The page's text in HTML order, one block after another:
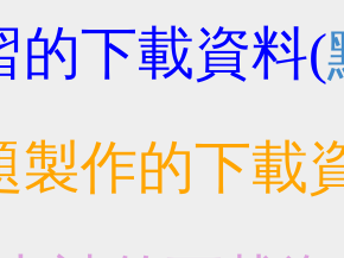
的下載資料(
製作的下載